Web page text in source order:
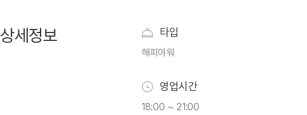
상세정보 타입
해피아워
영업시간
18:00 ~ 21:00